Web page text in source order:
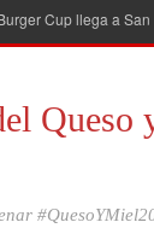
a San Pedro
Queso